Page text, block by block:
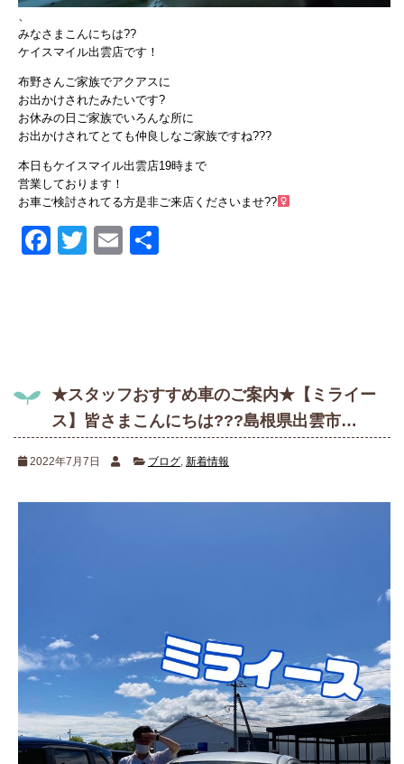
みなさまこんにちは??
ケイスマイル出雲店です！
布野さんご家族でアクアスに
お出かけされたみたいです?
お休みの日ご家族でいろんな所に
お出かけされてとても仲良しなご家族ですね???
本日もケイスマイル出雲店19時まで
営業しております！
お車ご検討されてる方是非ご来店くださいませ??‍
Facebook
TwitterEmail
★スタッフおすすめ車のご案内★【ミライー
ス】皆さまこんにちは???島根県出雲市…
2022年7月7日 ブログ 新着情報